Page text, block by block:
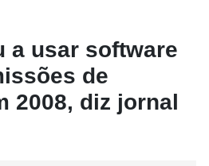
a usar software
de
2008, diz jornal